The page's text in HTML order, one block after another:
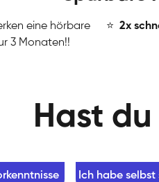
eine hörbare
3 Monaten!!
⭐ ️2x
Hast
Ich habe